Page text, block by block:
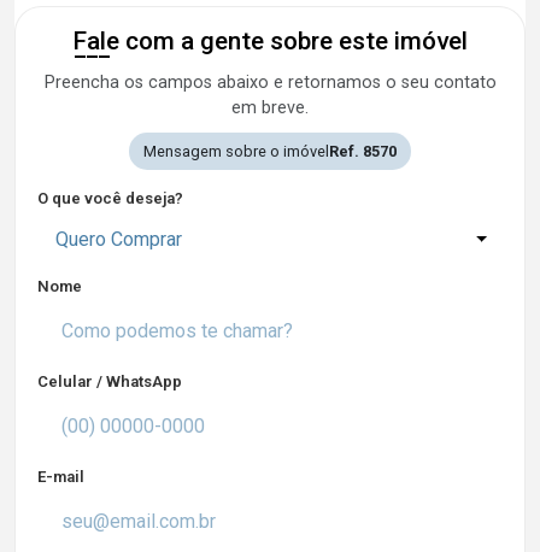
Fale com a gente sobre este imóvel
Preencha os campos abaixo e retornamos o seu contato
em breve.
Mensagem sobre o imóvel Ref. 8570
O que você deseja?
Quero Comprar
Nome
Celular / WhatsApp
E-mail